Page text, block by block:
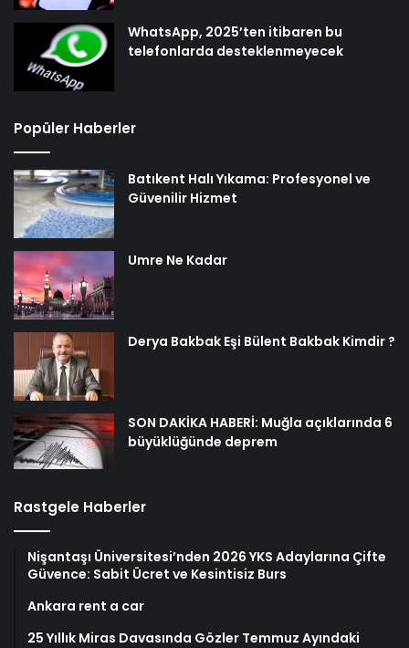
WhatsApp, 2025’ten itibaren bu
telefonlarda desteklenmeyecek
Popüler Haberler
Batıkent Halı Yıkama: Profesyonel ve
Güvenilir Hizmet
Umre Ne Kadar
Derya Bakbak Eşi Bülent Bakbak Kimdir ?
SON DAKİKA HABERİ: Muğla açıklarında 6
büyüklüğünde deprem
Rastgele Haberler
Nişantaşı Üniversitesi’nden 2026 YKS Adaylarına Çifte
Güvence: Sabit Ücret ve Kesintisiz Burs
Ankara rent a car
25 Yıllık Miras Davasında Gözler Temmuz Ayındaki